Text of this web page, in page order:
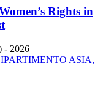
Rights in
- 2026
ASIA,